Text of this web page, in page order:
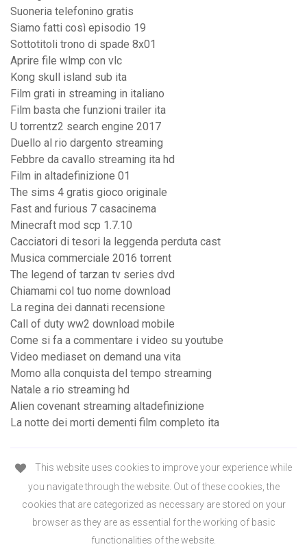
Suoneria telefonino gratis
Siamo fatti così episodio 19
Sottotitoli trono di spade 8x01
Aprire file wlmp con vlc
Kong skull island sub ita
Film grati in streaming in italiano
Film basta che funzioni trailer ita
U torrentz2 search engine 2017
Duello al rio dargento streaming
Febbre da cavallo streaming ita hd
Film in altadefinizione 01
The sims 4 gratis gioco originale
Fast and furious 7 casacinema
Minecraft mod scp 1.7.10
Cacciatori di tesori la leggenda perduta cast
Musica commerciale 2016 torrent
The legend of tarzan tv series dvd
Chiamami col tuo nome download
La regina dei dannati recensione
Call of duty ww2 download mobile
Come si fa a commentare i video su youtube
Video mediaset on demand una vita
Momo alla conquista del tempo streaming
Natale a rio streaming hd
Alien covenant streaming altadefinizione
La notte dei morti dementi film completo ita
This website uses cookies to improve your experience while
you navigate through the website. Out of these cookies, the
cookies that are categorized as necessary are stored on your
browser as they are as essential for the working of basic
functionalities of the website.